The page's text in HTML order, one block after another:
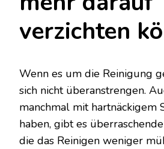
verzichten
Wenn es um die Reinigung
sich nicht überanstrengen.
manchmal mit hartnäckigem
haben, gibt es
die das Reinigen weniger